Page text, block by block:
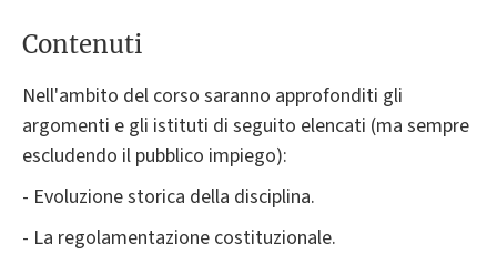
Contenuti
Nell'ambito del corso saranno approfonditi gli
argomenti e gli istituti di seguito elencati (ma sempre
escludendo il pubblico impiego):
- Evoluzione storica della disciplina.
- La regolamentazione costituzionale.